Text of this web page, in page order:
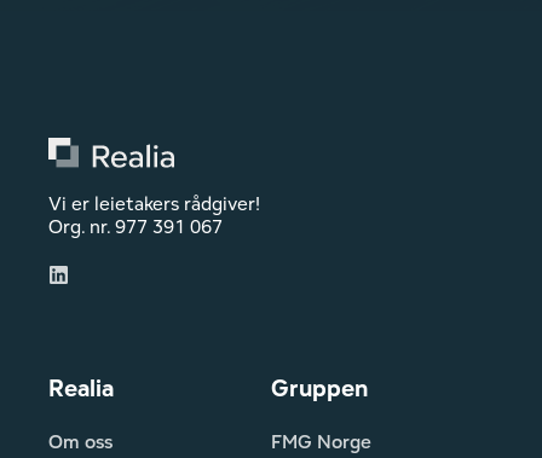
Vi er leietakers rådgiver!
Org. nr. 977 391 067
Realia
Om oss
Gruppen
FMG Norge